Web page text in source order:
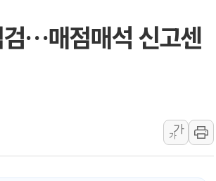
민병덕 "오늘 67개 점
하나금융이 쏘아 올린
"최대 2시간 앞서 침
유니슨 "국내생산세액
…매점매석 신고센
가
가